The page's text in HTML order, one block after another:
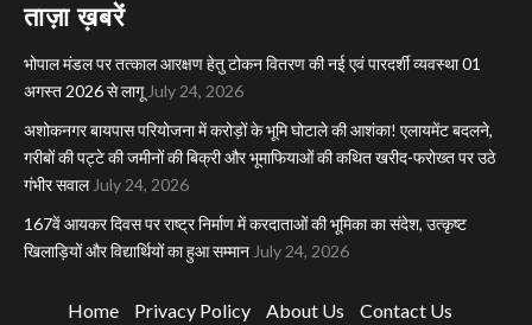
ताज़ा ख़बरें
भोपाल मंडल पर तत्काल आरक्षण हेतु टोकन वितरण की नई एवं पारदर्शी व्यवस्था 01
अगस्त 2026 से लागू July 24, 2026
अशोकनगर बायपास परियोजना में करोड़ों के भूमि घोटाले की आशंका! एलायमेंट बदलने,
गरीबों की पट्टे की जमीनों की बिक्री और भूमाफियाओं की कथित खरीद-फरोख्त पर उठे
गंभीर सवाल July 24, 2026
167वें आयकर दिवस पर राष्ट्र निर्माण में करदाताओं की भूमिका का संदेश, उत्कृष्ट
खिलाड़ियों और विद्यार्थियों का हुआ सम्मान July 24, 2026
Home Privacy Policy About Us Contact Us